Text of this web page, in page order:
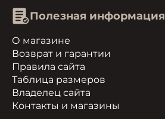
Полезная информация
О магазине
Возврат и гарантии
Правила сайта
Таблица размеров
Владелец сайта
Контакты и магазины